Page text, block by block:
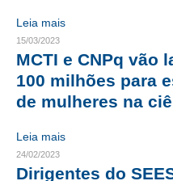
PERSONALIDADES DA
NÚCLEO DA MULHER
TRANSPARÊNCIA
Leia mais
15/03/2023
MCTI e CNPq vão
100 milhões para
de mulheres na
Leia mais
24/02/2023
Dirigentes do